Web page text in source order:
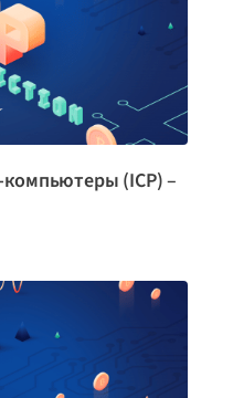
(ICP) –